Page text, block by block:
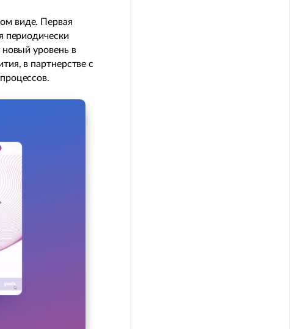
виде. Первая
периодически
новый уровень в
в партнерстве с